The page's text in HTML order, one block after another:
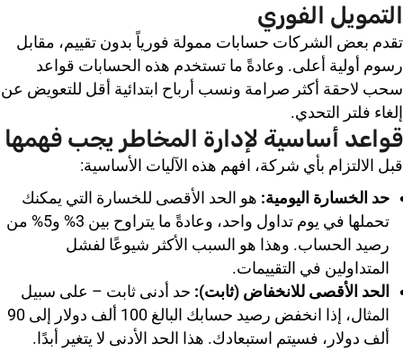
التمويل الفوري
تقدم بعض الشركات حسابات ممولة فورياً بدون تقييم، مقابل
رسوم أولية أعلى. وعادةً ما تستخدم هذه الحسابات قواعد
سحب لاحقة أكثر صرامة ونسب أرباح ابتدائية أقل للتعويض عن
إلغاء فلتر التحدي.
قواعد أساسية لإدارة المخاطر يجب فهمها
قبل الالتزام بأي شركة، افهم هذه الآليات الأساسية:
حد الخسارة اليومية: هو الحد الأقصى للخسارة التي يمكنك
تحملها في يوم تداول واحد، وعادةً ما يتراوح بين 3% و5% من
رصيد الحساب. وهذا هو السبب الأكثر شيوعًا لفشل
المتداولين في التقييمات.
الحد الأقصى للانخفاض (ثابت): حد أدنى ثابت – على سبيل
المثال، إذا انخفض رصيد حسابك البالغ 100 ألف دولار إلى 90
ألف دولار، فسيتم استبعادك. هذا الحد الأدنى لا يتغير أبدًا.